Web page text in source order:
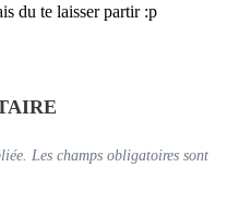
du te laisser partir :p
Les champs obligatoires sont